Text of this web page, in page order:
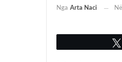
Nga Arta Naci Në